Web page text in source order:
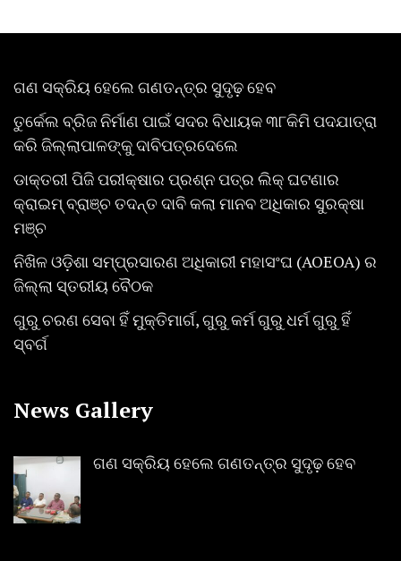
ଗଣ ସକ୍ରିୟ ହେଲେ ଗଣତନ୍ତ୍ର ସୁଦୃଢ଼ ହେବ
ତୁର୍କେଲ ବ୍ରିଜ ନିର୍ମାଣ ପାଇଁ ସଦର ବିଧାୟକ ୩୮କିମି ପଦଯାତ୍ରା
କରି ଜିଲ୍ଲାପାଳଙ୍କୁ ଦାବିପତ୍ରଦେଲେ
ଡାକ୍ତରୀ ପିଜି ପରୀକ୍ଷାର ପ୍ରଶ୍ନ ପତ୍ର ଲିକ୍ ଘଟଣାର
କ୍ରାଇମ୍ ବ୍ରାଞ୍ଚ ତଦନ୍ତ ଦାବି କଲା ମାନବ ଅଧିକାର ସୁରକ୍ଷା
ମଞ୍ଚ
ନିଖିଳ ଓଡ଼ିଶା ସମ୍ପ୍ରସାରଣ ଅଧିକାରୀ ମହାସଂଘ (AOEOA) ର
ଜିଲ୍ଲା ସ୍ତରୀୟ ବୈଠକ
ଗୁରୁ ଚରଣ ସେବା ହିଁ ମୁକ୍ତିମାର୍ଗ, ଗୁରୁ କର୍ମ ଗୁରୁ ଧର୍ମ ଗୁରୁ ହିଁ
ସ୍ବର୍ଗ
News Gallery
ଗଣ ସକ୍ରିୟ ହେଲେ ଗଣତନ୍ତ୍ର ସୁଦୃଢ଼ ହେବ